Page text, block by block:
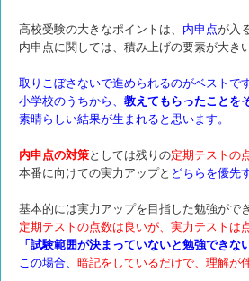
高校受験の大きなポイントは、 内申点が入
内申点に関しては、積み上げの要素が大き
取りこぼさないで進められるのがベストです
小学校のうちから、 教えてもらったことを
素晴らしい結果が生まれると思います。
内申点の対策としては残りの定期テストの
本番に向けての実力アップと どちらを優先
基本的には実力アップを目指した勉強がで
定期テストの点数は良いが、実力テストは
「試験範囲が決まっていないと勉強できな
この場合、 暗記をしているだけで、理解が